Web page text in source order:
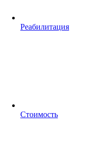
Реабилитация
Стоимость